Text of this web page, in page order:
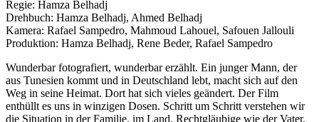
Regie: Hamza Belhadj
Drehbuch: Hamza Belhadj, Ahmed Belhadj
Kamera: Rafael Sampedro, Mahmoud Lahouel, Safouen Jallouli
Produktion: Hamza Belhadj, Rene Beder, Rafael Sampedro
Wunderbar fotografiert, wunderbar erzählt. Ein junger Mann, der
aus Tunesien kommt und in Deutschland lebt, macht sich auf den
Weg in seine Heimat. Dort hat sich vieles geändert. Der Film
enthüllt es uns in winzigen Dosen. Schritt um Schritt verstehen wir
die Situation in der Familie, im Land. Rechtgläubige wie der Vater,